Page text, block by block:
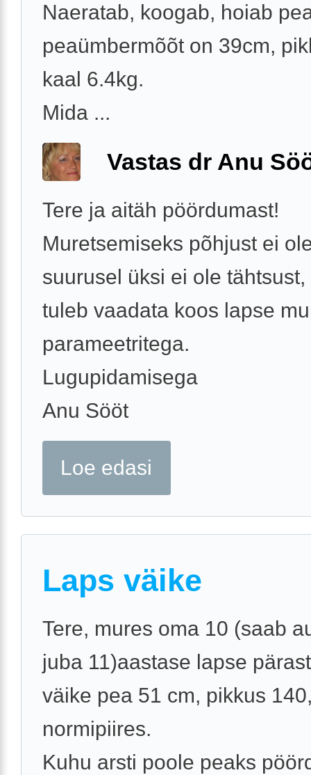
Naeratab, koogab, hoiab
peaümbermõõt on 39cm,
kaal 6.4kg.
Mida ...
Vastas dr Anu
Tere ja aitäh pöördumast!
Muretsemiseks põhjust ei
suurusel üksi ei ole tähtsust,
tuleb vaadata koos lapse
parameetritega.
Lugupidamisega
Anu Sööt
Loe edasi
Laps väike
Tere, mures oma 10 (saab
juba 11)aastase lapse
väike pea 51 cm, pikkus
normipiires.
Kuhu arsti poole peaks